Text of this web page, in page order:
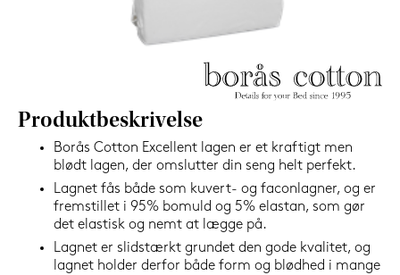
Produktbeskrivelse
Borås Cotton Excellent lagen er et kraftigt men
blødt lagen, der omslutter din seng helt perfekt.
Lagnet fås både som kuvert- og faconlagner, og er
fremstillet i 95% bomuld og 5% elastan, som gør
det elastisk og nemt at lægge på.
Lagnet er slidstærkt grundet den gode kvalitet, og
lagnet holder derfor både form og blødhed i mange